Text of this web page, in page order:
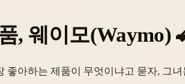
, 웨이모(Waymo)
좋아하는 제품이 무엇이냐고 묻자, 그녀